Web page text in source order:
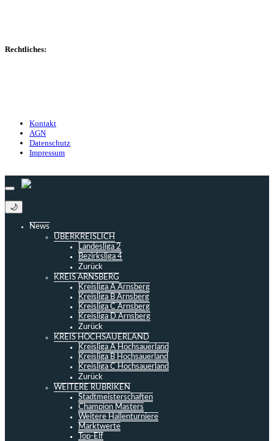
Rechtliches:
Kontakt
AGN
Datenschutz
Impressum
🌙
News
ÜBERKREISLICH
Landesliga 2
Bezirksliga 4
Zurück
KREIS ARNSBERG
Kreisliga A Arnsberg
Kreisliga B Arnsberg
Kreisliga C Arnsberg
Kreisliga D Arnsberg
Zurück
KREIS HOCHSAUERLAND
Kreisliga A Hochsauerland
Kreisliga B Hochsauerland
Kreisliga C Hochsauerland
Zurück
WEITERE RUBRIKEN
Stadtmeisterschaften
Champion Masters
Weitere Hallenturniere
Marktwerte
Top-Elf